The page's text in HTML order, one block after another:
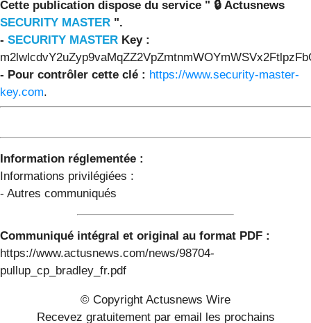
Cette publication dispose du service " 🔒 Actusnews
SECURITY MASTER ".
- SECURITY MASTER Key :
- Pour contrôler cette clé : https://www.security-master-
key.com.
Information réglementée :
Informations privilégiées :
- Autres communiqués
Communiqué intégral et original au format PDF :
https://www.actusnews.com/news/98704-
pullup_cp_bradley_fr.pdf
© Copyright Actusnews Wire
Recevez gratuitement par email les prochains